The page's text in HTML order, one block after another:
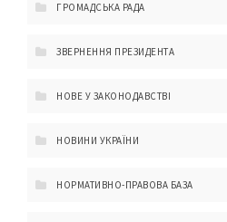
ГРОМАДСЬКА РАДА
ЗВЕРНЕННЯ ПРЕЗИДЕНТА
НОВЕ У ЗАКОНОДАВСТВІ
НОВИНИ УКРАЇНИ
НОРМАТИВНО-ПРАВОВА БАЗА